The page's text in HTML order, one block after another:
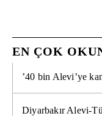
EN ÇOK
’40 bin Alevi’ye
Diyarbakır Alevi-